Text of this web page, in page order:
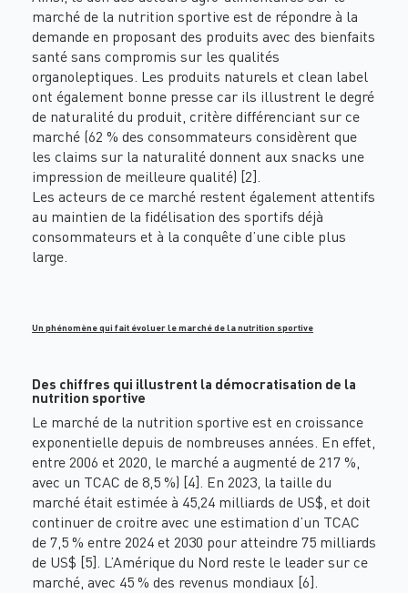
marché de la nutrition sportive est de répondre à la
demande en proposant des produits avec des bienfaits
santé sans compromis sur les qualités
organoleptiques. Les produits naturels et clean label
ont également bonne presse car ils illustrent le degré
de naturalité du produit, critère différenciant sur ce
marché (62 % des consommateurs considèrent que
les claims sur la naturalité donnent aux snacks une
impression de meilleure qualité) [2].
Les acteurs de ce marché restent également attentifs
au maintien de la fidélisation des sportifs déjà
consommateurs et à la conquête d’une cible plus
large.
Un phénomène qui fait évoluer le marché de la nutrition sportive
Des chiffres qui illustrent la démocratisation de la
nutrition sportive
Le marché de la nutrition sportive est en croissance
exponentielle depuis de nombreuses années. En effet,
entre 2006 et 2020, le marché a augmenté de 217 %,
avec un TCAC de 8,5 %) [4]. En 2023, la taille du
marché était estimée à 45,24 milliards de US$, et doit
continuer de croitre avec une estimation d’un TCAC
de 7,5 % entre 2024 et 2030 pour atteindre 75 milliards
de US$ [5]. L’Amérique du Nord reste le leader sur ce
marché, avec 45 % des revenus mondiaux [6].